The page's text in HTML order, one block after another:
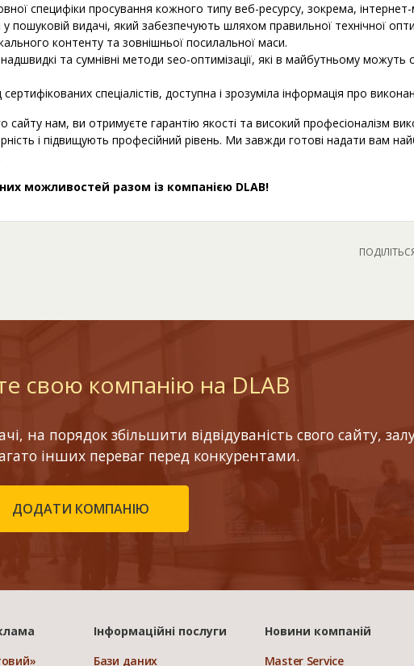
специфіки просування кожного типу веб-ресурсу, зокрема, інтернет-
у пошуковій видачі, який забезпечують шляхом правильної технічної
контенту та зовнішньої посилальної маси.
та сумнівні методи seo-оптимізації, які в майбутньому можуть
сертифікованих спеціалістів, доступна і зрозуміла інформація про
нам, ви отримуєте гарантію якості та високий професіоналізм
і підвищують професійний рівень. Ми завжди готові надати вам
можливостей разом із компанією DLAB!
свою компанію на DLAB
порядок збільшити відвідуваність свого сайту,
інших переваг перед конкурентами.
ДОДАТИ КОМПАНІЮ
Інформаційні послуги
Бази даних
Новини компаній
Master Service